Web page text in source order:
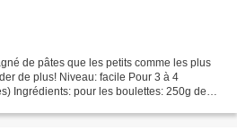
de pâtes que les petits comme les plus
de plus! Niveau: facile Pour 3 à 4
Ingrédients: pour les boulettes: 250g de